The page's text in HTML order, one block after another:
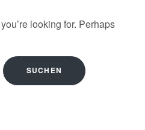
looking for. Perhaps